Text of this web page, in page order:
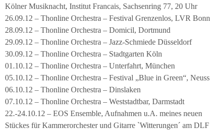
Kölner Musiknacht, Institut Francais, Sachsenring 77, 20 Uhr
26.09.12 – Thonline Orchestra – Festival Grenzenlos, LVR Bonn
28.09.12 – Thonline Orchestra – Domicil, Dortmund
29.09.12 – Thonline Orchestra – Jazz-Schmiede Düsseldorf
30.09.12 – Thonline Orchestra – Stadtgarten Köln
01.10.12 – Thonline Orchestra – Unterfahrt, München
05.10.12 – Thonline Orchestra – Festival „Blue in Green“, Neuss
06.10.12 – Thonline Orchestra – Dinslaken
07.10.12 – Thonline Orchestra – Weststadtbar, Darmstadt
22.-24.10.12 – EOS Ensemble, Aufnahmen u.A. meines neuen
Stückes für Kammerorchester und Gitarre `Witterungen´ am DLF